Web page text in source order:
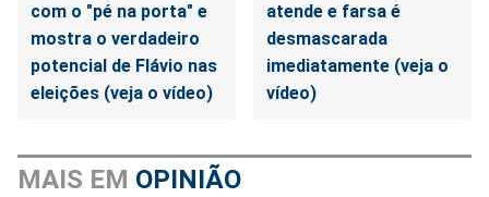
com o "pé na porta" e
mostra o verdadeiro
potencial de Flávio nas
eleições (veja o vídeo)
atende e farsa é
desmascarada
imediatamente (veja o
vídeo)
MAIS EM OPINIÃO